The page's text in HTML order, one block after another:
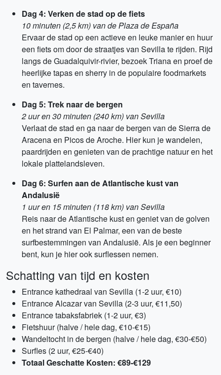
Dag 4: Verken de stad op de fiets
10 minuten (2,5 km) van de Plaza de España
Ervaar de stad op een actieve en leuke manier en huur
een fiets om door de straatjes van Sevilla te rijden. Rijd
langs de Guadalquivir-rivier, bezoek Triana en proef de
heerlijke tapas en sherry in de populaire foodmarkets
en tavernes.
Dag 5: Trek naar de bergen
2 uur en 30 minuten (240 km) van Sevilla
Verlaat de stad en ga naar de bergen van de Sierra de
Aracena en Picos de Aroche. Hier kun je wandelen,
paardrijden en genieten van de prachtige natuur en het
lokale plattelandsleven.
Dag 6: Surfen aan de Atlantische kust van
Andalusië
1 uur en 15 minuten (118 km) van Sevilla
Reis naar de Atlantische kust en geniet van de golven
en het strand van El Palmar, een van de beste
surfbestemmingen van Andalusië. Als je een beginner
bent, kun je hier ook surflessen nemen.
Schatting van tijd en kosten
Entrance kathedraal van Sevilla (1-2 uur, €10)
Entrance Alcazar van Sevilla (2-3 uur, €11,50)
Entrance tabaksfabriek (1-2 uur, €3)
Fietshuur (halve / hele dag, €10-€15)
Wandeltocht in de bergen (halve / hele dag, €30-€50)
Surfles (2 uur, €25-€40)
Totaal Geschatte Kosten: €89-€129